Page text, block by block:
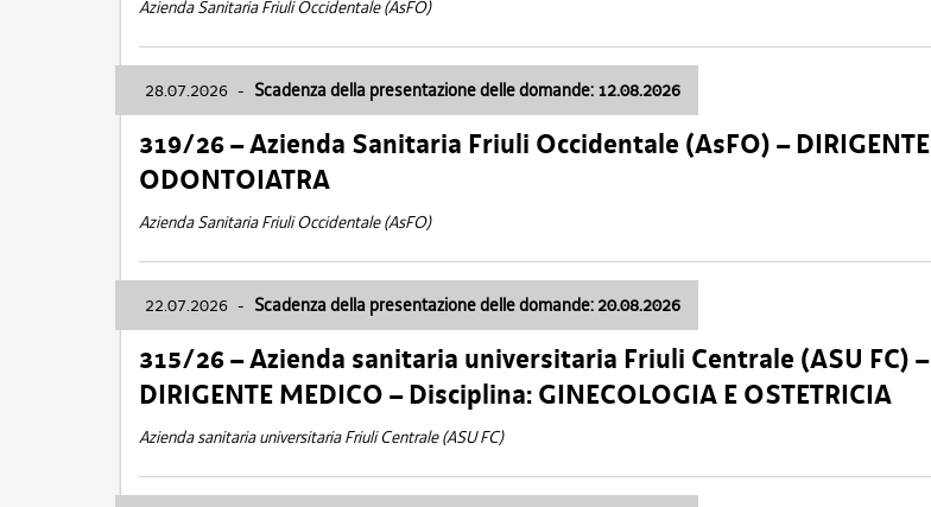
Azienda Sanitaria Friuli Occidentale (AsFO)
28.07.2026 - Scadenza della presentazione delle domande: 12.08.2026
319/26 – Azienda Sanitaria Friuli Occidentale (AsFO) – DIRIGENTE
ODONTOIATRA
Azienda Sanitaria Friuli Occidentale (AsFO)
22.07.2026 - Scadenza della presentazione delle domande: 20.08.2026
315/26 – Azienda sanitaria universitaria Friuli Centrale (ASU FC) –
DIRIGENTE MEDICO – Disciplina: GINECOLOGIA E OSTETRICIA
Azienda sanitaria universitaria Friuli Centrale (ASU FC)